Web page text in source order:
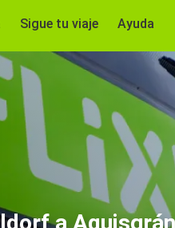
Sigue tu viaje Ayuda